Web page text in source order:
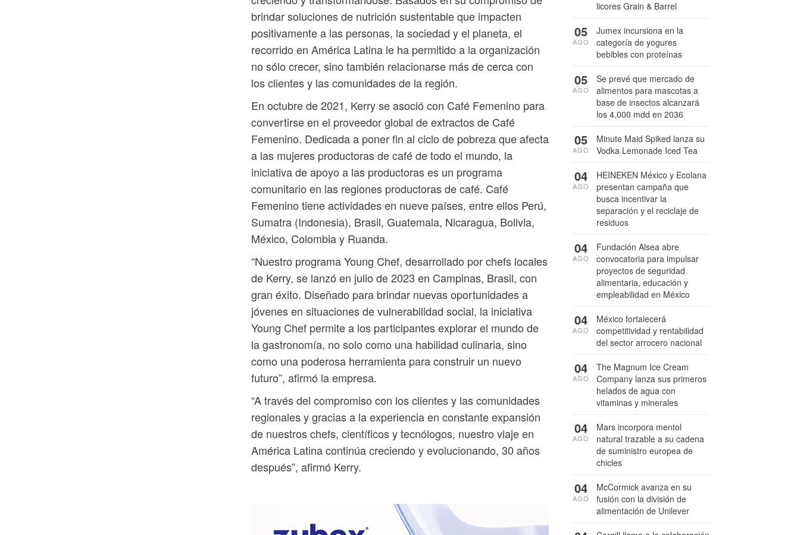
brindar soluciones de nutrición sustentable que impacten
positivamente a las personas, la sociedad y el planeta, el
recorrido en América Latina le ha permitido a la organización
no sólo crecer, sino también relacionarse más de cerca con
los clientes y las comunidades de la región.
En octubre de 2021, Kerry se asoció con Café Femenino para
convertirse en el proveedor global de extractos de Café
Femenino. Dedicada a poner fin al ciclo de pobreza que afecta
a las mujeres productoras de café de todo el mundo, la
iniciativa de apoyo a las productoras es un programa
comunitario en las regiones productoras de café. Café
Femenino tiene actividades en nueve países, entre ellos Perú,
Sumatra (Indonesia), Brasil, Guatemala, Nicaragua, Bolivia,
México, Colombia y Ruanda.
“Nuestro programa Young Chef, desarrollado por chefs locales
de Kerry, se lanzó en julio de 2023 en Campinas, Brasil, con
gran éxito. Diseñado para brindar nuevas oportunidades a
jóvenes en situaciones de vulnerabilidad social, la iniciativa
Young Chef permite a los participantes explorar el mundo de
la gastronomía, no solo como una habilidad culinaria, sino
como una poderosa herramienta para construir un nuevo
futuro”, afirmó la empresa.
“A través del compromiso con los clientes y las comunidades
regionales y gracias a la experiencia en constante expansión
de nuestros chefs, científicos y tecnólogos, nuestro viaje en
América Latina continúa creciendo y evolucionando, 30 años
después”, afirmó Kerry.
licores Grain & Barrel
Jumex incursiona en la
categoría de yogures
bebibles con proteínas
05
AGO
Se prevé que mercado de
alimentos para mascotas a
base de insectos alcanzará
los 4,000 mdd en 2036
05
AGO
Minute Maid Spiked lanza su
Vodka Lemonade Iced Tea
05
AGO
HEINEKEN México y Ecolana
presentan campaña que
busca incentivar la
separación y el reciclaje de
residuos
04
AGO
Fundación Alsea abre
convocatoria para impulsar
proyectos de seguridad
alimentaria, educación y
empleabilidad en México
04
AGO
México fortalecerá
competitividad y rentabilidad
del sector arrocero nacional
04
AGO
The Magnum Ice Cream
Company lanza sus primeros
helados de agua con
vitaminas y minerales
04
AGO
Mars incorpora mentol
natural trazable a su cadena
de suministro europea de
chicles
04
AGO
McCormick avanza en su
fusión con la división de
alimentación de Unilever
04
AGO